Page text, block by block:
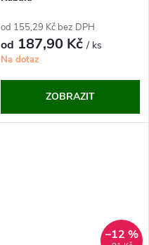
od 155,29 Kč bez DPH
od 187,90 Kč/ ks
Na dotaz
ZOBRAZIT
–12 %